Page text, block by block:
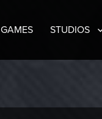
GAMES STUDIOS